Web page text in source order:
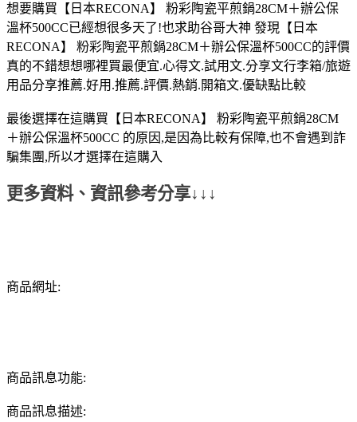
想要購買【日本RECONA】 粉彩陶瓷平煎鍋28CM＋辦公保
溫杯500CC已經想很多天了!也求助谷哥大神 發現【日本
RECONA】 粉彩陶瓷平煎鍋28CM＋辦公保溫杯500CC的評價
真的不錯想想哪裡買最便宜.心得文.試用文.分享文行李箱/旅遊
用品分享推薦.好用.推薦.評價.熱銷.開箱文.優缺點比較
最後選擇在這購買【日本RECONA】 粉彩陶瓷平煎鍋28CM
＋辦公保溫杯500CC 的原因,是因為比較有保障,也不會遇到詐
騙集團,所以才選擇在這購入
更多資料、資訊參考分享↓↓↓
商品網址:
商品訊息功能:
商品訊息描述: